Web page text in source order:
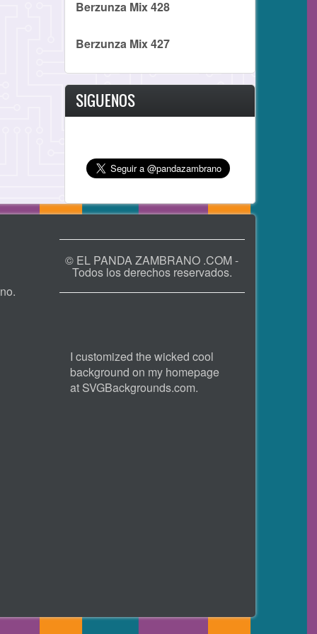
Berzunza Mix 428
Berzunza Mix 427
SIGUENOS
© EL PANDA ZAMBRANO .COM -
Todos los derechos reservados.
I customized the wicked cool
background on my homepage
at SVGBackgrounds.com.